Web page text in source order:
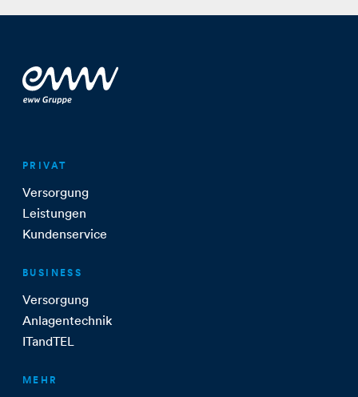
PRIVAT
Versorgung
Leistungen
Kundenservice
BUSINESS
Versorgung
Anlagentechnik
ITandTEL
MEHR